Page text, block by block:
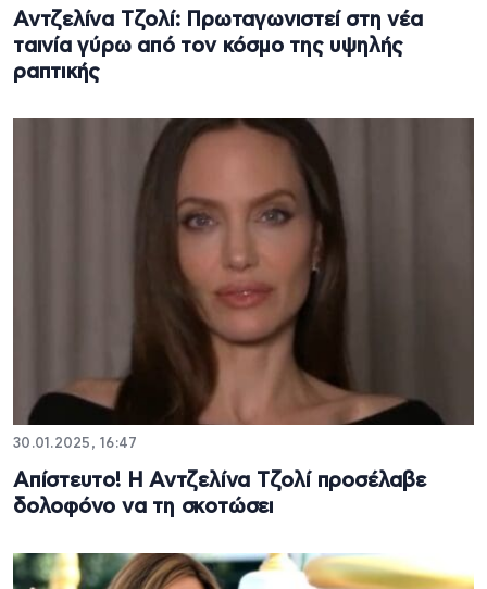
Αντζελίνα Τζολί: Πρωταγωνιστεί στη νέα
ταινία γύρω από τον κόσμο της υψηλής
ραπτικής
30.01.2025, 16:47
Απίστευτο! Η Αντζελίνα Τζολί προσέλαβε
δολοφόνο να τη σκοτώσει